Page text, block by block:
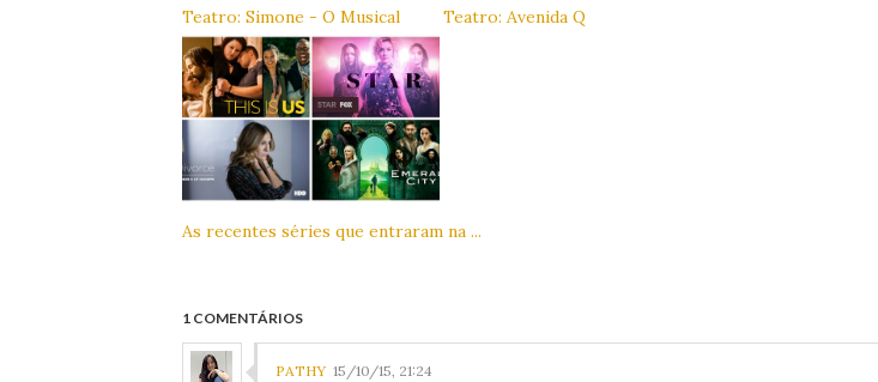
Teatro: Simone - O Musical Teatro: Avenida Q
As recentes séries que entraram na ...
1 COMENTÁRIOS
PATHY 15/10/15, 21:24